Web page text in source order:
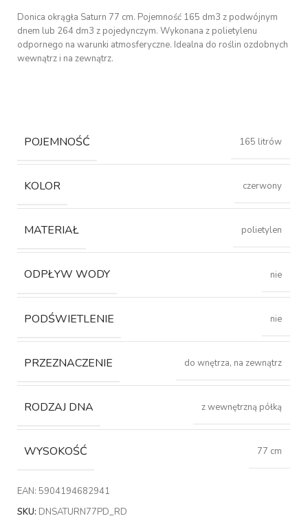
Donica okrągła Saturn 77 cm. Pojemność 165 dm3 z podwójnym
dnem lub 264 dm3 z pojedynczym. Wykonana z polietylenu
odpornego na warunki atmosferyczne. Idealna do roślin ozdobnych
wewnątrz i na zewnątrz.
POJEMNOŚĆ 165 litrów
KOLOR czerwony
MATERIAŁ polietylen
ODPŁYW WODY nie
PODŚWIETLENIE nie
PRZEZNACZENIE do wnętrza, na zewnątrz
RODZAJ DNA z wewnętrzną półką
WYSOKOŚĆ 77 cm
EAN: 5904194682941
SKU: DNSATURN77PD_RD